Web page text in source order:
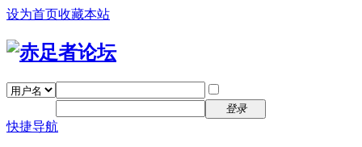
设为首页收藏本站
登录
快捷导航